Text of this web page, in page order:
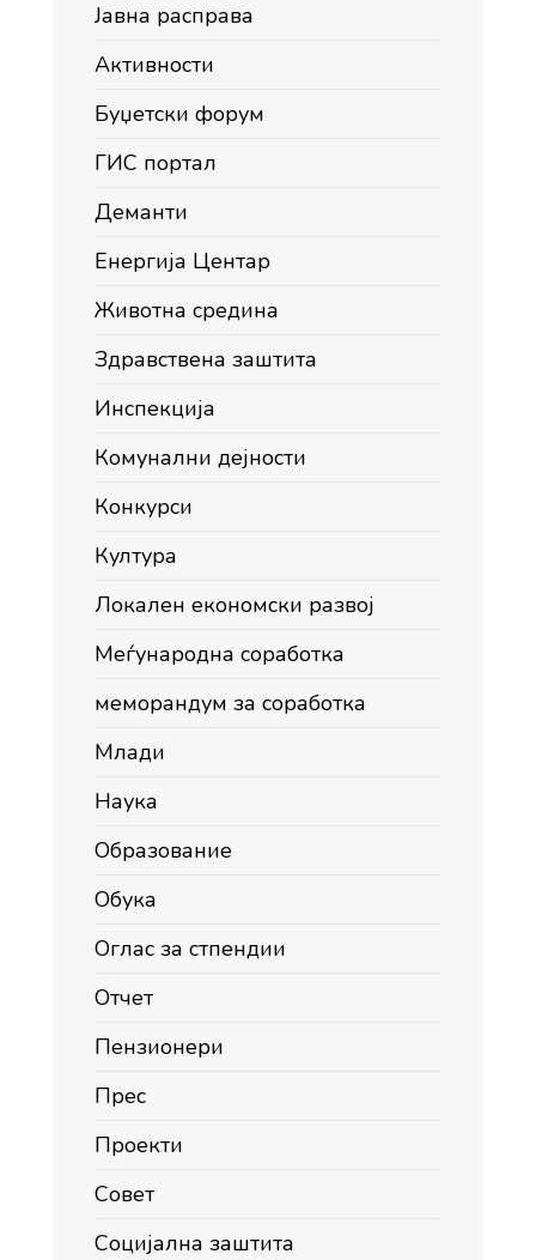
Јавна расправа
Активности
Буџетски форум
ГИС портал
Деманти
Енергија Центар
Животна средина
Здравствена заштита
Инспекција
Комунални дејности
Конкурси
Култура
Локален економски развој
Меѓународна соработка
меморандум за соработка
Млади
Наука
Образование
Обука
Оглас за стпендии
Отчет
Пензионери
Прес
Проекти
Совет
Социјална заштита